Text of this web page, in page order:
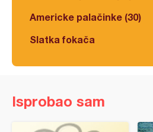
Americke palačinke (30)
Slatka fokača
Isprobao sam